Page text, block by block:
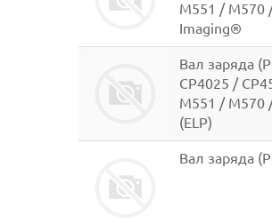
M551 / M570
Imaging®
Вал заряда
CP4025 /
M551 / M570
(ELP)
Вал заряда